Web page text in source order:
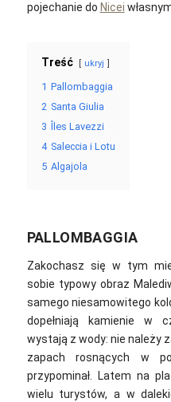
pojechanie do Nicei
Treść ukryj
1 Pallombaggia
2 Santa Giulia
3 Îles Lavezzi
4 Saleccia i Lotu
5 Algajola
PALLOMBAGGIA
Zakochasz się w tym
sobie typowy obraz
samego niesamowitego
dopełniają kamienie w
wystają z wody: nie należy
zapach rosnących w
przypominał. Latem na
wielu turystów, a w